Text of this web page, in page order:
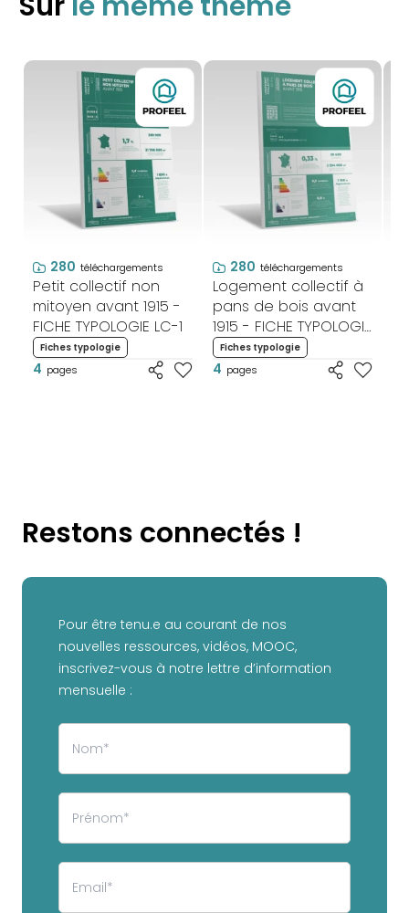
280 téléchargements
Petit collectif non
mitoyen avant 1915 -
FICHE TYPOLOGIE LC-1
Fiches typologie
4 pages
280 téléchargements
Logement collectif à
pans de bois avant
1915 - FICHE TYPOLOGIE
LC-2a
Fiches typologie
4 pages
Restons connectés !
Pour être tenu.e au courant de nos
nouvelles ressources, vidéos, MOOC,
inscrivez-vous à notre lettre d’information
mensuelle :